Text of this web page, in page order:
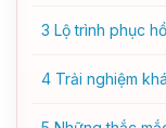
3 Lộ trình phục
4 Trải nghiệm